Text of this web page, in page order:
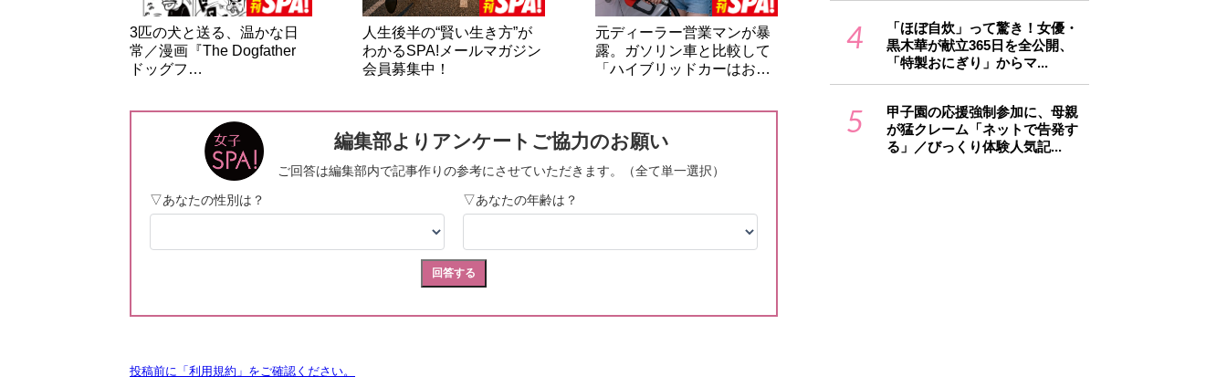
3匹の犬と送る、温かな日
常／漫画『The Dogfather
ドッグフ…
人生後半の“賢い生き方”が
わかるSPA!メールマガジン
会員募集中！
元ディーラー営業マンが暴
露。ガソリン車と比較して
「ハイブリッドカーはお…
4
「ほぼ自炊」って驚き！女優・
黒木華が献立365日を全公開、
「特製おにぎり」からマ...
5
甲子園の応援強制参加に、母親
が猛クレーム「ネットで告発す
る」／びっくり体験人気記...